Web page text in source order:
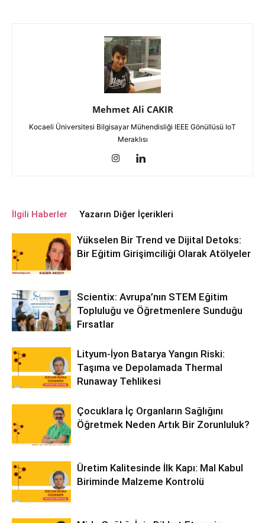
Mehmet Ali CAKIR
Kocaeli Üniversitesi Bilgisayar Mühendisliği IEEE Gönüllüsü IoT
Meraklısı
İlgili Haberler Yazarın Diğer İçerikleri
Yükselen Bir Trend ve Dijital Detoks:
Bir Eğitim Girişimciliği Olarak Atölyeler
Scientix: Avrupa’nın STEM Eğitim
Topluluğu ve Öğretmenlere Sunduğu
Fırsatlar
Lityum-İyon Batarya Yangın Riski:
Taşıma ve Depolamada Thermal
Runaway Tehlikesi
Çocuklara İç Organların Sağlığını
Öğretmek Neden Artık Bir Zorunluluk?
Üretim Kalitesinde İlk Kapı: Mal Kabul
Biriminde Malzeme Kontrolü